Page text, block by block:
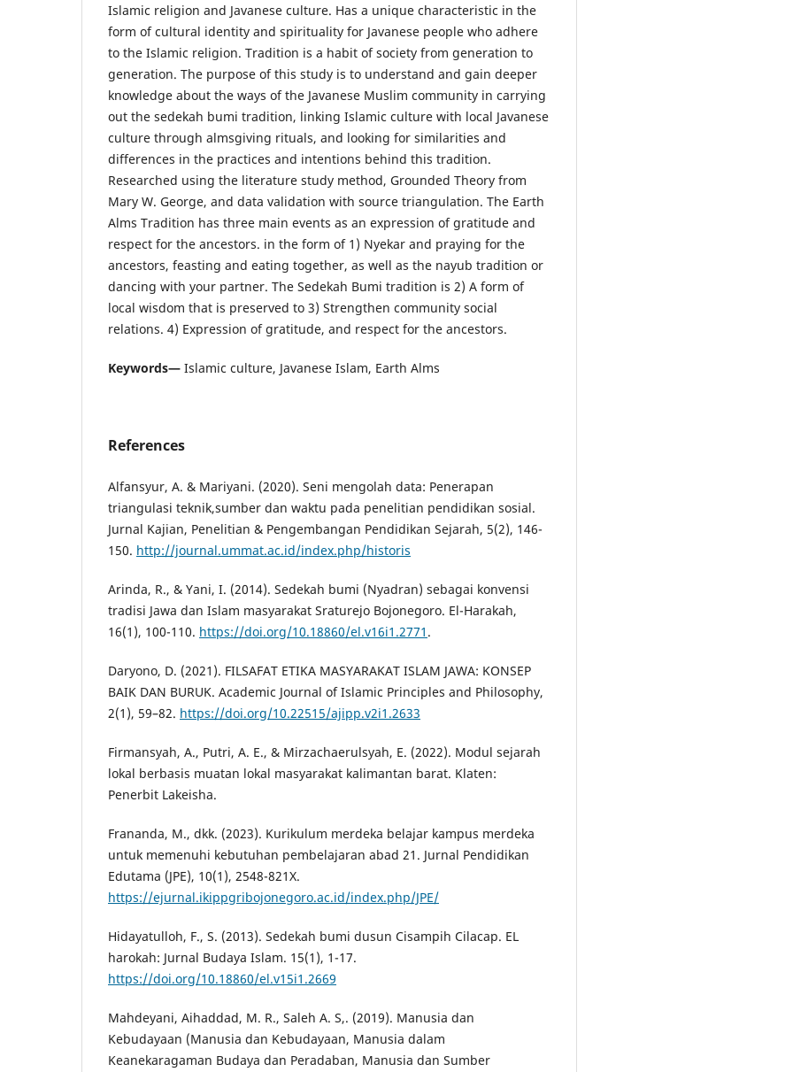
Islamic religion and Javanese culture. Has a unique characteristic in the
form of cultural identity and spirituality for Javanese people who adhere
to the Islamic religion. Tradition is a habit of society from generation to
generation. The purpose of this study is to understand and gain deeper
knowledge about the ways of the Javanese Muslim community in carrying
out the sedekah bumi tradition, linking Islamic culture with local Javanese
culture through almsgiving rituals, and looking for similarities and
differences in the practices and intentions behind this tradition.
Researched using the literature study method, Grounded Theory from
Mary W. George, and data validation with source triangulation. The Earth
Alms Tradition has three main events as an expression of gratitude and
respect for the ancestors. in the form of 1) Nyekar and praying for the
ancestors, feasting and eating together, as well as the nayub tradition or
dancing with your partner. The Sedekah Bumi tradition is 2) A form of
local wisdom that is preserved to 3) Strengthen community social
relations. 4) Expression of gratitude, and respect for the ancestors.
Keywords— Islamic culture, Javanese Islam, Earth Alms
References
Alfansyur, A. & Mariyani. (2020). Seni mengolah data: Penerapan
triangulasi teknik,sumber dan waktu pada penelitian pendidikan sosial.
Jurnal Kajian, Penelitian & Pengembangan Pendidikan Sejarah, 5(2), 146-
150. http://journal.ummat.ac.id/index.php/historis
Arinda, R., & Yani, I. (2014). Sedekah bumi (Nyadran) sebagai konvensi
tradisi Jawa dan Islam masyarakat Sraturejo Bojonegoro. El-Harakah,
16(1), 100-110. https://doi.org/10.18860/el.v16i1.2771 .
Daryono, D. (2021). FILSAFAT ETIKA MASYARAKAT ISLAM JAWA: KONSEP
BAIK DAN BURUK. Academic Journal of Islamic Principles and Philosophy,
2(1), 59–82. https://doi.org/10.22515/ajipp.v2i1.2633
Firmansyah, A., Putri, A. E., & Mirzachaerulsyah, E. (2022). Modul sejarah
lokal berbasis muatan lokal masyarakat kalimantan barat. Klaten:
Penerbit Lakeisha.
Frananda, M., dkk. (2023). Kurikulum merdeka belajar kampus merdeka
untuk memenuhi kebutuhan pembelajaran abad 21. Jurnal Pendidikan
Edutama (JPE), 10(1), 2548-821X.
https://ejurnal.ikippgribojonegoro.ac.id/index.php/JPE/
Hidayatulloh, F., S. (2013). Sedekah bumi dusun Cisampih Cilacap. EL
harokah: Jurnal Budaya Islam. 15(1), 1-17.
https://doi.org/10.18860/el.v15i1.2669
Mahdeyani, Aihaddad, M. R., Saleh A. S,. (2019). Manusia dan
Kebudayaan (Manusia dan Kebudayaan, Manusia dalam
Keanekaragaman Budaya dan Peradaban, Manusia dan Sumber